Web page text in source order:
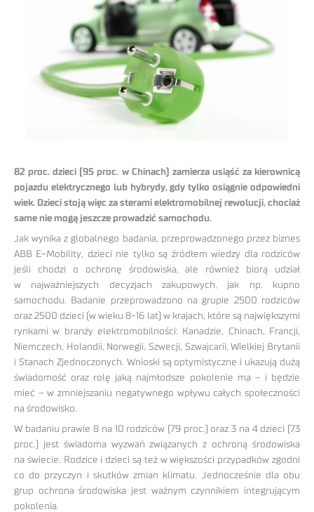
82 proc. dzieci (95 proc. w Chinach) zamierza usiąść za kierownicą
pojazdu elektrycznego lub hybrydy, gdy tylko osiągnie odpowiedni
wiek. Dzieci stoją więc za sterami elektromobilnej rewolucji, chociaż
same nie mogą jeszcze prowadzić samochodu.
Jak wynika z globalnego badania, przeprowadzonego przez biznes
ABB E-Mobility, dzieci nie tylko są źródłem wiedzy dla rodziców
jeśli chodzi o ochronę środowiska, ale również biorą udział
w najważniejszych decyzjach zakupowych, jak np. kupno
samochodu. Badanie przeprowadzono na grupie 2500 rodziców
oraz 2500 dzieci (w wieku 8-16 lat) w krajach, które są największymi
rynkami w branży elektromobilności: Kanadzie, Chinach, Francji,
Niemczech, Holandii, Norwegii, Szwecji, Szwajcarii, Wielkiej Brytanii
i Stanach Zjednoczonych. Wnioski są optymistyczne i ukazują dużą
świadomość oraz rolę jaką najmłodsze pokolenie ma – i będzie
mieć – w zmniejszaniu negatywnego wpływu całych społeczności
na środowisko.
W badaniu prawie 8 na 10 rodziców (79 proc.) oraz 3 na 4 dzieci (73
proc.) jest świadoma wyzwań związanych z ochroną środowiska
na świecie. Rodzice i dzieci są też w większości przypadków zgodni
co do przyczyn i skutków zmian klimatu. Jednocześnie dla obu
grup ochrona środowiska jest ważnym czynnikiem integrującym
pokolenia.